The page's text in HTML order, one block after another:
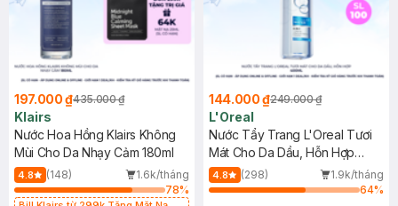
197.000 ₫435.000 ₫
Klairs
Nước Hoa Hồng Klairs Không
Mùi Cho Da Nhạy Cảm 180ml
4.8 (148)
1.6k/tháng
78%
144.000 ₫249.000 ₫
L'Oreal
Nước Tẩy Trang L'Oreal Tươi
Mát Cho Da Dầu, Hỗn Hợp
400ml
4.8 (298)
1.9k/tháng
64%